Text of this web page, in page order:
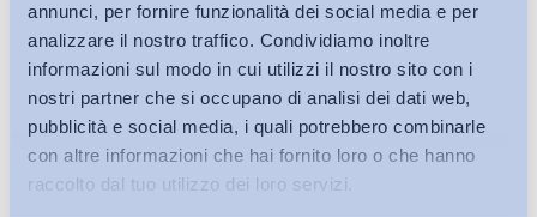
annunci, per fornire funzionalità dei social media e per
analizzare il nostro traffico. Condividiamo inoltre
informazioni sul modo in cui utilizzi il nostro sito con i
nostri partner che si occupano di analisi dei dati web,
pubblicità e social media, i quali potrebbero combinarle
con altre informazioni che hai fornito loro o che hanno
raccolto dal tuo utilizzo dei loro servizi.
questo inaspettato articolo 88. Come spesso è accaduto
nella storia delle relazioni industriali, è possibile che la
contrattazione collettiva riesca ad escogitare soluzioni di
contrasto alla crisi ben più efficaci e funzionali delle ricette
politiche e delle norme di emergenza.